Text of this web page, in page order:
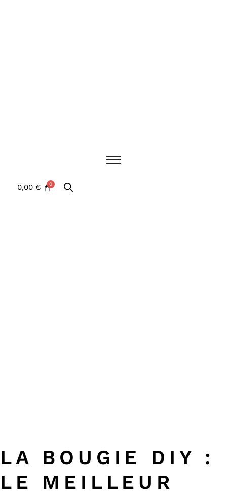
0,00 €
LA BOUGIE DIY :
LE MEILLEUR